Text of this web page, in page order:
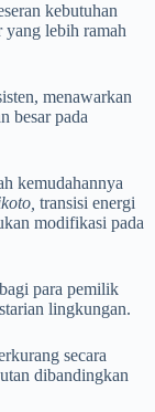
kebutuhan
yang lebih ramah
menawarkan
besar pada
kemudahannya
transisi energi
modifikasi pada
para pemilik
lingkungan.
secara
dibandingkan